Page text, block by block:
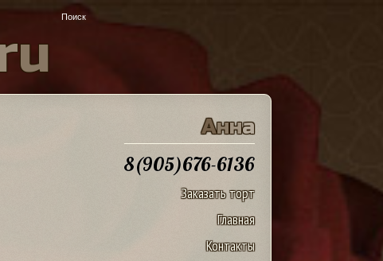
u
Анна
8(905)676-6136
Заказать торт
Главная
Контакты